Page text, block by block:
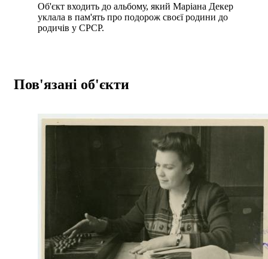
Об'єкт входить до альбому, який Маріана Декер
уклала в пам'ять про подорож своєї родини до
родичів у СРСР.
Пов'язані об'єкти